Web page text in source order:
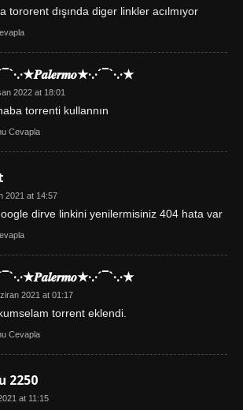
tororent dışında diger linkler acılmıyor
2022 at 18:01
torrenti kullannın
Cevapla
2021 at 14:57
dirve linkini yenilermisiniz 404 hata var
2021 at 01:17
torrent eklendi.
Cevapla
2250
at 11:15